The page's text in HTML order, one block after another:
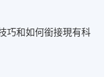
巧和如何銜接現有科